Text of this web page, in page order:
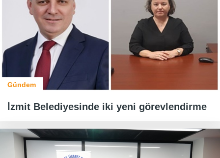
Gündem
İzmit Belediyesinde iki yeni görevlendirme